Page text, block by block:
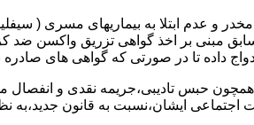
مبنی بر اخذ گواهی تزریق واکسن
داده تا در صورتی که گواهی های صادره
همچون حبس تادیبی،جریمه نقدی و
ایشان،نسبت به قانون جدید،به